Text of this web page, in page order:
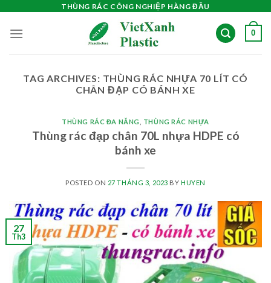
content
THÙNG RÁC CÔNG NGHIỆP HÀNG ĐẦU
0
TAG ARCHIVES: THÙNG RÁC NHỰA 70 LÍT CÓ
CHÂN ĐẠP CÓ BÁNH XE
THÙNG RÁC ĐA NĂNG THÙNG RÁC NHỰA
Thùng rác đạp chân 70L nhựa HDPE có
bánh xe
POSTED ON 27 THÁNG 3, 2023 BY HUYEN
27
Th3